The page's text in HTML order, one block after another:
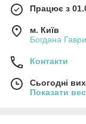
Працює з
м. Київ
Богдана
Контакти
Сьогодні
Показати